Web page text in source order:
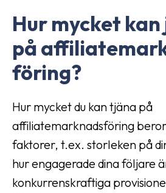
Hur mycket
på
föring?
Hur mycket du kan tjäna på
affiliatemarknadsföring
faktorer, t.ex. storleken på
hur engagerade dina följare
konkurrenskraftiga